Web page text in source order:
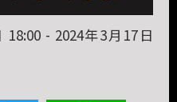
- 2024年3月17日